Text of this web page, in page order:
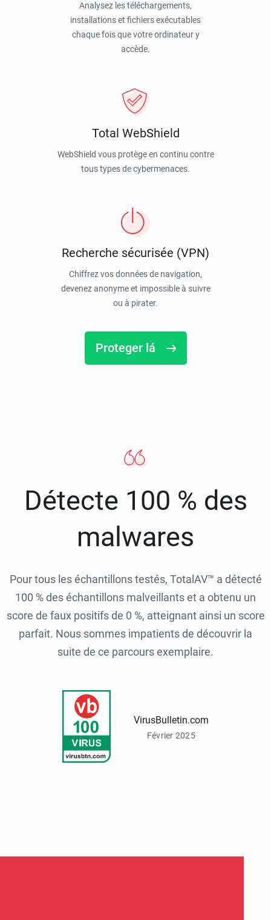
Analysez les téléchargements,
installations et fichiers exécutables
chaque fois que votre ordinateur y
accède.
Total WebShield
WebShield vous protège en continu contre
tous types de cybermenaces.
Recherche sécurisée (VPN)
Chiffrez vos données de navigation,
devenez anonyme et impossible à suivre
ou à pirater.
Proteger lá
Détecte 100 % des
malwares
Pour tous les échantillons testés, TotalAV™ a détecté
100 % des échantillons malveillants et a obtenu un
score de faux positifs de 0 %, atteignant ainsi un score
parfait. Nous sommes impatients de découvrir la
suite de ce parcours exemplaire.
VirusBulletin.com
Février 2025